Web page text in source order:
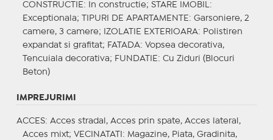
CONSTRUCTIE : In constructie; STARE IMOBIL :
Exceptionala;
TIPURI DE APARTAMENTE : Garsoniere, 2
camere, 3 camere;
IZOLATIE EXTERIOARA: Polistiren
expandat si grafitat; FATADA: Vopsea decorativa,
Tencuiala decorativa; FUNDATIE : Cu Ziduri (Blocuri
Beton)
IMPREJURIMI
ACCES: Acces stradal, Acces prin spate, Acces lateral,
Acces mixt; VECINATATI : Magazine, Piata, Gradinita,